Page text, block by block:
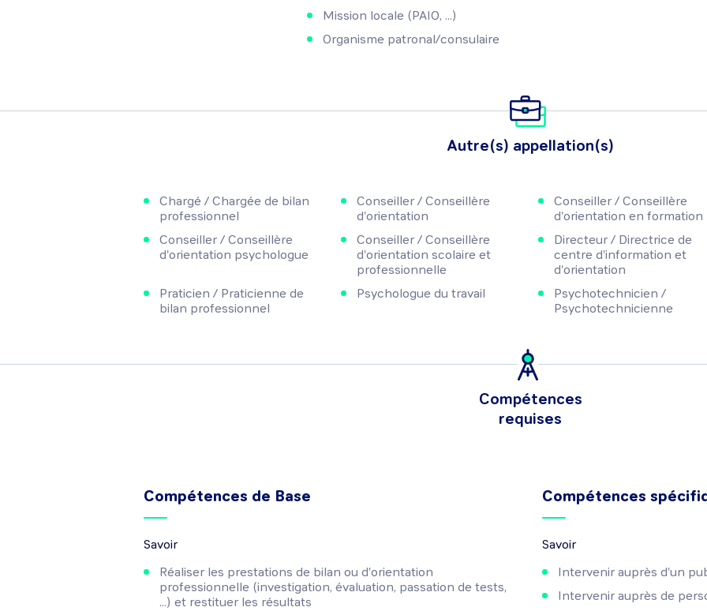
Mission locale (PAIO, ...)
Organisme patronal/consulaire
Autre(s) appellation(s)
Chargé / Chargée de bilan
professionnel
Conseiller / Conseillère
d'orientation
Conseiller / Conseillère
d'orientation en formation
Conseiller / Conseillère
d'orientation psychologue
Conseiller / Conseillère
d'orientation scolaire et
professionnelle
Directeur / Directrice de
centre d'information et
d'orientation
Praticien / Praticienne de
bilan professionnel
Psychologue du travail
Psychotechnicien /
Psychotechnicienne
Compétences
requises
Compétences de Base
Savoir
Réaliser les prestations de bilan ou d'orientation
professionnelle (investigation, évaluation, passation de tests,
...) et restituer les résultats
Compétences
Savoir
Intervenir auprès d'un
Intervenir auprès de